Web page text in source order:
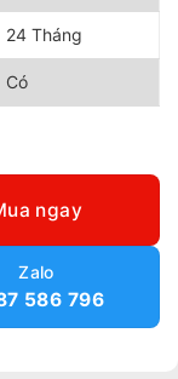
24 Tháng
Có
số lượng
ngay
Zalo
586 796